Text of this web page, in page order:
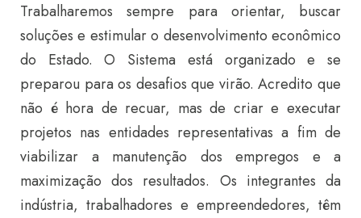
Trabalharemos sempre para orientar, buscar
soluções e estimular o desenvolvimento econômico
do Estado. O Sistema está organizado e se
preparou para os desafios que virão. Acredito que
não é hora de recuar, mas de criar e executar
projetos nas entidades representativas a fim de
viabilizar a manutenção dos empregos e a
maximização dos resultados. Os integrantes da
indústria, trabalhadores e empreendedores, têm